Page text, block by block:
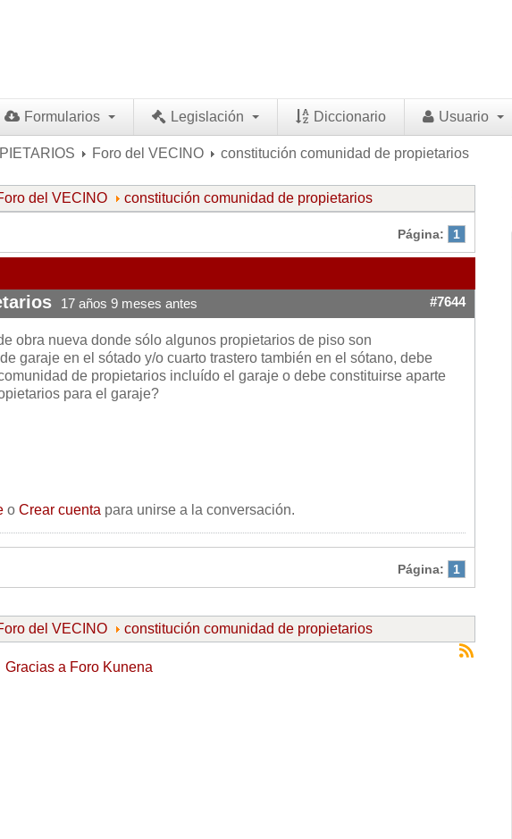
Formularios Legislación Diccionario Usuario
Foro del VECINO constitución comunidad de propietarios
del VECINO constitución comunidad de propietarios
Página: 1
17 años 9 meses antes #7644
obra nueva donde sólo algunos propietarios de piso son
garaje en el sótado y/o cuarto trastero también en el sótano, debe
de propietarios incluído el garaje o debe constituirse aparte
para el garaje?
o Crear cuenta para unirse a la conversación.
Página: 1
del VECINO constitución comunidad de propietarios
Gracias a Foro Kunena